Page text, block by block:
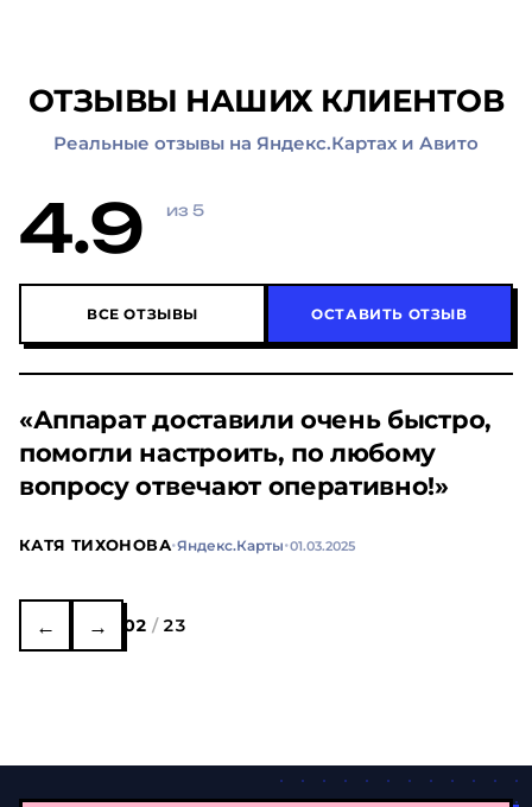
ОТЗЫВЫ НАШИХ КЛИЕНТОВ
Реальные отзывы на Яндекс.Картах и Авито
4.9 из 5
ВСЕ ОТЗЫВЫ ОСТАВИТЬ ОТЗЫВ
«Аппарат доставили очень быстро,
помогли настроить, по любому
вопросу отвечают оперативно!»
КАТЯ ТИХОНОВА·Яндекс.Карты·01.03.2025
← → 02 / 23